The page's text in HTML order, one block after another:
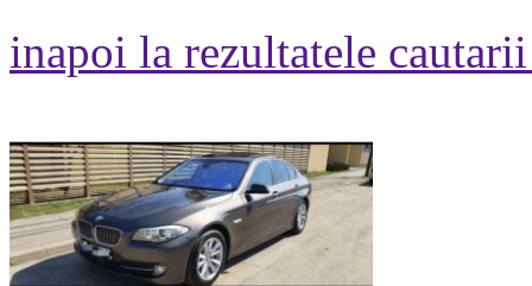
inapoi la rezultatele